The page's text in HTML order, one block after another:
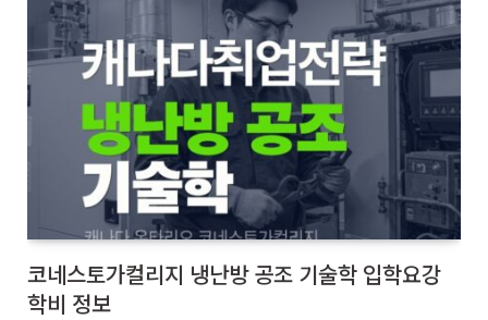
코네스토가컬리지 냉난방 공조 기술학 입학요강
학비 정보